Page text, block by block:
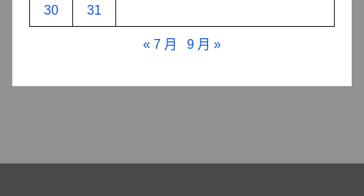
30 31
« 7 月 9 月 »